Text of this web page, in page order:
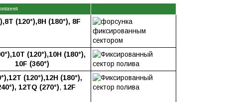
(120°),8H (180°), 8F
(120°),10H (180°),
10F (360°)
(120°),12H (180°),
12TQ (270°), 12F